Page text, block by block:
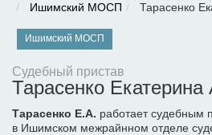
Ишимский МОСП
Тарасенко
Ишимский МОСП
Судебный пристав
Тарасенко
Тарасенко Е.А. работает судебным
в Ишимском межрайнном отделе